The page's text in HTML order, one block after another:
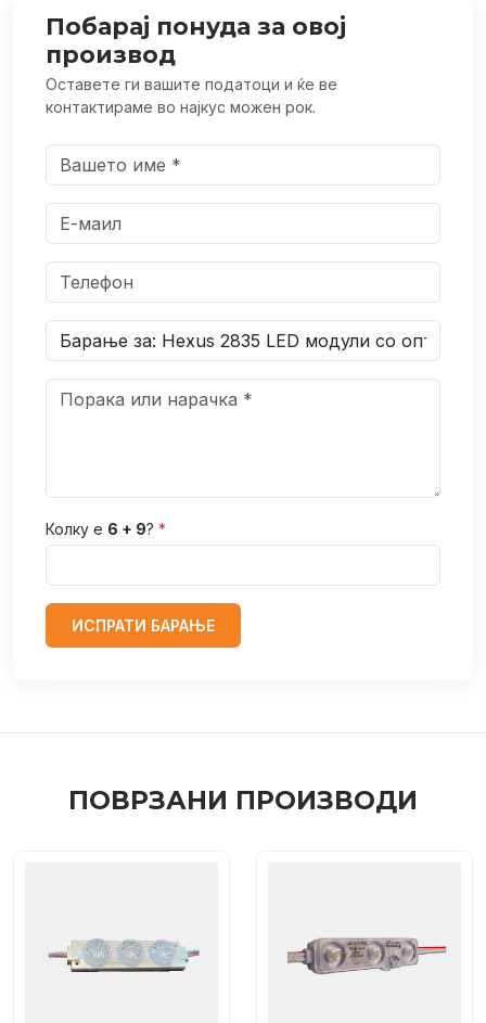
Побарај понуда за овој
производ
Оставете ги вашите податоци и ќе ве
контактираме во најкус можен рок.
Колку е 6 + 9? *
ИСПРАТИ БАРАЊЕ
ПОВРЗАНИ ПРОИЗВОДИ